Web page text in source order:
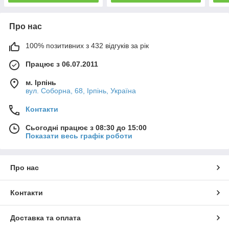
Про нас
100% позитивних з 432 відгуків за рік
Працює з 06.07.2011
м. Ірпінь
вул. Соборна, 68, Ірпінь, Україна
Контакти
Сьогодні працює з 08:30 до 15:00
Показати весь графік роботи
Про нас
Контакти
Доставка та оплата